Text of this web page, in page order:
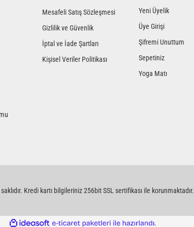
Mesafeli Satış Sözleşmesi
Gizlilik ve Güvenlik
İptal ve İade Şartları
Kişisel Veriler Politikası
Yeni Üyelik
Üye Girişi
Şifremi Unuttum
Sepetiniz
Yoga Matı
Kredi kartı bilgileriniz 256bit SSL sertifikası ile korunmaktadır.
ideasoft e-